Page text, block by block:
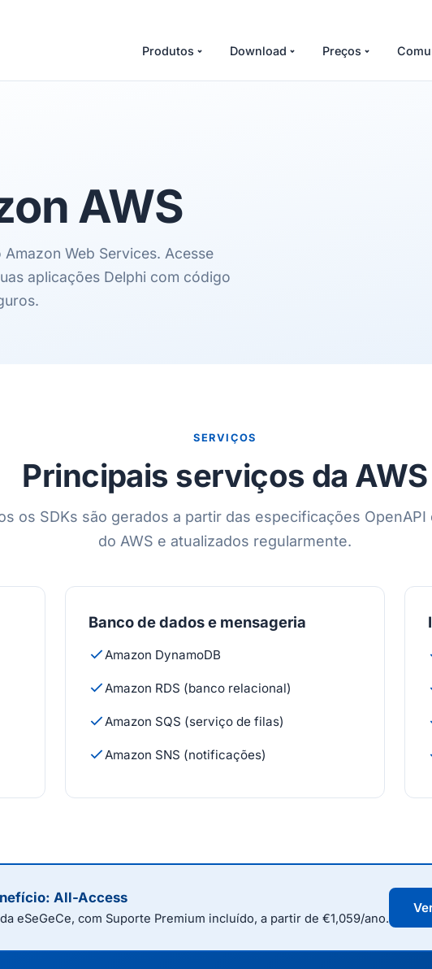
Produtos Download Preços
AWS
Web Services. Acesse
aplicações Delphi com código
SERVIÇOS
Principais serviços da AWS
os SDKs são gerados a partir das especificações OpenAPI
do AWS e atualizados regularmente.
Banco de dados e mensageria
Amazon DynamoDB
Amazon RDS (banco relacional)
Amazon SQS (serviço de filas)
Amazon SNS (notificações)
All-Access
eSeGeCe, com Suporte Premium incluído, a partir de €1,059/ano.